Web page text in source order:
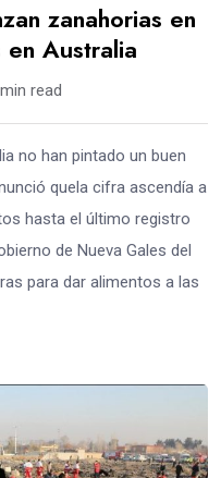
zanahorias en
en Australia
read
no han pintado un buen
quela cifra ascendía a
hasta el último registro
de Nueva Gales del
para dar alimentos a las